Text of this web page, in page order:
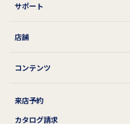
サポート
店舗
コンテンツ
来店予約
カタログ請求